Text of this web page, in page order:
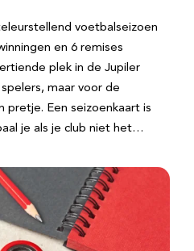
voetbalseizoen
en 6 remises
plek in de Jupiler
maar voor de
pretje. Een seizoenkaart is
je als je club niet het…